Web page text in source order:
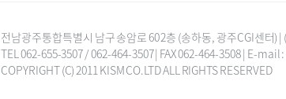
전남광주통합특별시 남구 송암로 60 2층 (송하동, 광주CGI센터
TEL 062-655-3507 / 062-464-3507 | FAX 062-464-3508 | E-
COPYRIGHT (C) 2011 KISM CO.LTD ALL RIGHTS RESERVED